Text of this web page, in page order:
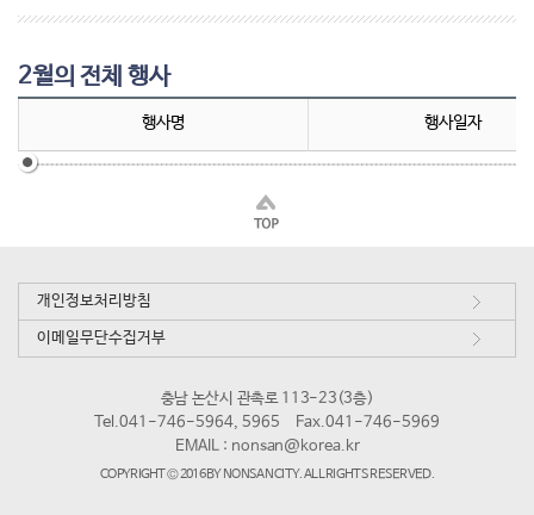
2월의 전체 행사
행사명 행사일자
개인정보처리방침
이메일무단수집거부
충남 논산시 관촉로 113-23(3층)
Tel.041-746-5964, 5965
Fax.041-746-5969
EMAIL : nonsan@korea.kr
COPYRIGHT © 2016 BY NONSAN CITY. ALL RIGHTS RESERVED.